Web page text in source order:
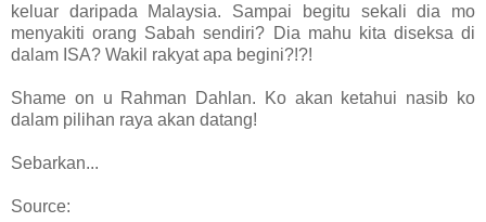
keluar daripada Malaysia. Sampai begitu sekali dia mo
menyakiti orang Sabah sendiri? Dia mahu kita diseksa di
dalam ISA? Wakil rakyat apa begini?!?!
Shame on u Rahman Dahlan. Ko akan ketahui nasib ko
dalam pilihan raya akan datang!
Sebarkan...
Source: